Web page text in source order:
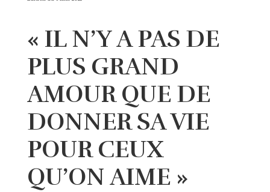
« IL N’Y A PAS DE
PLUS GRAND
AMOUR QUE DE
DONNER SA VIE
POUR CEUX
QU’ON AIME »